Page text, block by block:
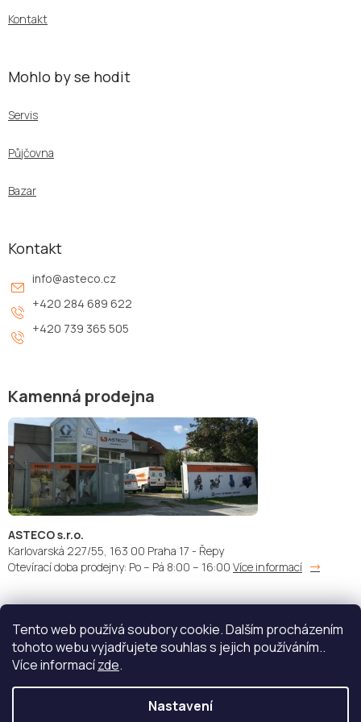
Tento web používá soubory cookie. Dalším procházením
tohoto webu vyjadřujete souhlas s jejich používáním..
Více informacízde.
Nastavení
Kontakt
Mohlo by se hodit
Servis
Půjčovna
Bazar
Kontakt
info@asteco.cz
+420 284 689 622
+420 739 365 505
Kamenná prodejna
ASTECO s.r.o.
Karlovarská 227/55, 163 00 Praha 17 - Řepy
Otevírací doba prodejny: Po – Pá 8:00 – 16:00 Více informací
Doprava: Platba:
STŘÍKACÍ TECHNIKA - ASTECO s.r.o.